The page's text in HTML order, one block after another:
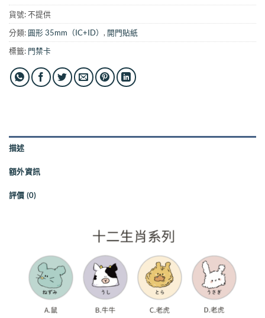
貨號:不提供
分類: 圓形 35mm（IC+ID） , 開門貼紙
標籤: 門禁卡
描述
額外資訊
評價 (0)